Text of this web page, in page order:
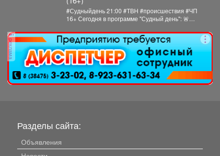
#Судныйдень 21:00 #ТВН #происшествия #ЧП
16+ Сегодня в программе "Судный день": 🚨
реклама
Разделы сайта:
Объявления